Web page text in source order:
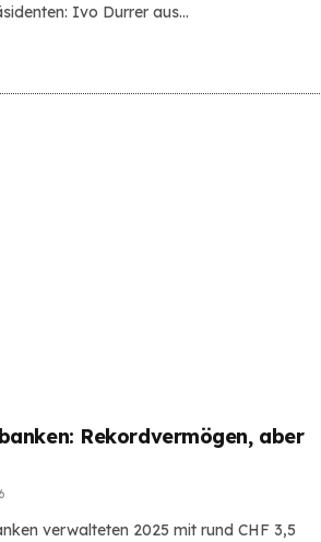
Ivo Durrer aus…
Rekordvermögen, aber
verwalteten 2025 mit rund CHF 3,5